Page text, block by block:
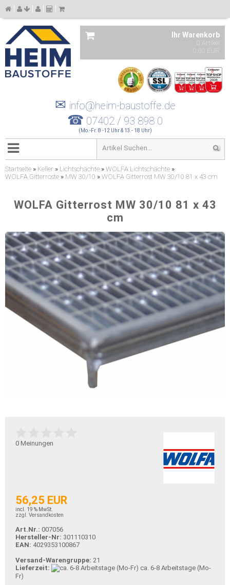
Ihr Warenkorb
0 Artikel
0,00 EUR
✉ info@heim-baustoffe.de
☎ 07402 / 93 898 0
(Mo.-Fr. 8 -12 Uhr & 13 - 18 Uhr)
Startseite » Keller » Lichtschächte » WOLFA Lichtschächte »
WOLFA Gitterroste » MW 30/10 » WOLFA Gitterrost MW 30/10 81 x 43 cm
WOLFA Gitterrost MW 30/10 81 x 43
cm
0 Meinungen
56,25 EUR
incl. 19 % MwSt.
zzgl. Versandkosten
Art.Nr.: 007056
Hersteller-Nr: 301110310
EAN: 4029353100867
Versand-Warengruppe: 21
Lieferzeit:
ca. 6-8 Arbeitstage (Mo-
Fr)